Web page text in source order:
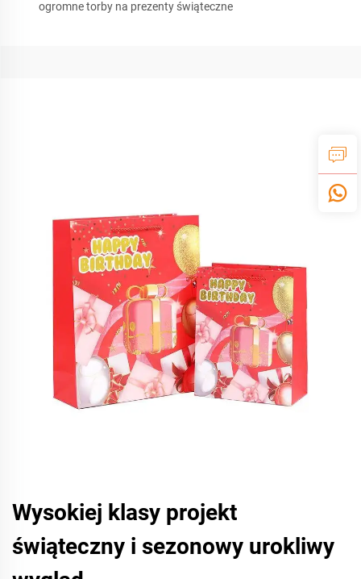
ogromne torby na prezenty świąteczne
Wysokiej klasy projekt
świąteczny i sezonowy urokliwy